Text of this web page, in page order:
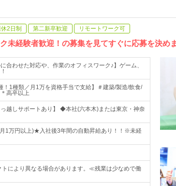
2日制 第二新卒歓迎 リモートワーク可
未経験者歓迎！の募集を見てすぐに応募を決め
合わせた対応や、作業のオフィスワーク♪】ゲーム、
！1種類／月1万を資格手当で支給】＃建築/製造/飲食/
高卒以上
越しサポートあり】 ◆本社(六本木)または東京・神奈
1万円以上)★入社後3年間の自動昇給あり！！※未経
により異なる場合があります。≪残業は少なめで働